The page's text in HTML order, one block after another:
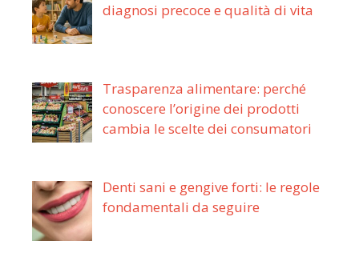
diagnosi precoce e qualità di vita
Trasparenza alimentare: perché
conoscere l’origine dei prodotti
cambia le scelte dei consumatori
Denti sani e gengive forti: le regole
fondamentali da seguire